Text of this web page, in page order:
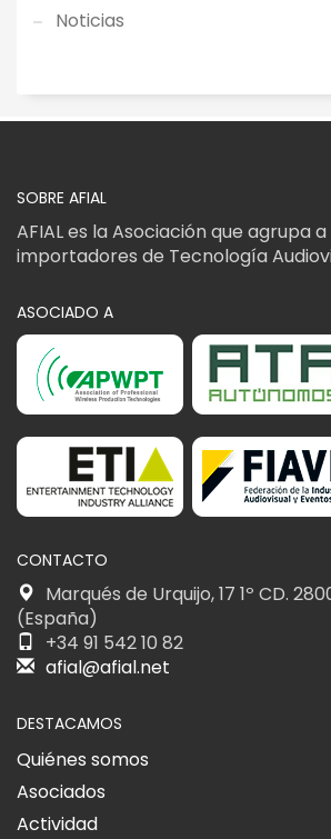
Noticias
SOBRE AFIAL
AFIAL es la Asociación que agrupa
importadores de Tecnología
ASOCIADO A
CONTACTO
Marqués de Urquijo, 17 1º CD.
(España)
+34 91 542 10 82
afial@afial.net
DESTACAMOS
Quiénes somos
Asociados
Actividad